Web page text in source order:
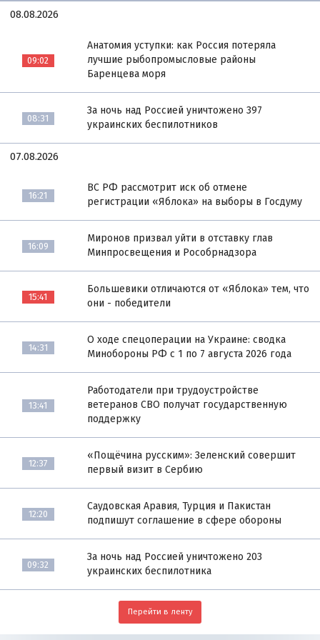
08.08.2026
09:02
Анатомия уступки: как Россия потеряла
лучшие рыбопромысловые районы
Баренцева моря
08:31
За ночь над Россией уничтожено 397
украинских беспилотников
07.08.2026
16:21
ВС РФ рассмотрит иск об отмене
регистрации «Яблока» на выборы в Госдуму
16:09
Миронов призвал уйти в отставку глав
Минпросвещения и Рособрнадзора
15:41
Большевики отличаются от «Яблока» тем, что
они - победители
14:31
О ходе спецоперации на Украине: сводка
Минобороны РФ с 1 по 7 августа 2026 года
13:41
Работодатели при трудоустройстве
ветеранов СВО получат государственную
поддержку
12:37
«Пощёчина русским»: Зеленский совершит
первый визит в Сербию
12:20
Саудовская Аравия, Турция и Пакистан
подпишут соглашение в сфере обороны
09:32
За ночь над Россией уничтожено 203
украинских беспилотника
Перейти в ленту